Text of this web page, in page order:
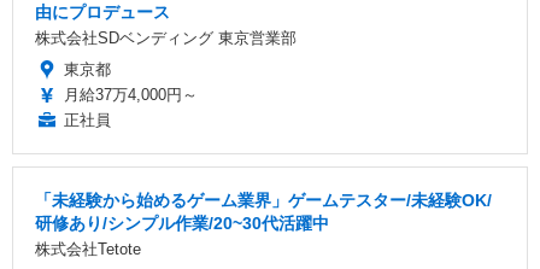
由にプロデュース
株式会社SDベンディング 東京営業部
東京都
月給37万4,000円～
正社員
「未経験から始めるゲーム業界」ゲームテスター/未経験OK/
研修あり/シンプル作業/20~30代活躍中
株式会社Tetote